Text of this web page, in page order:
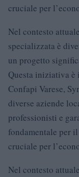
cruciale per
Nel contesto
specializzata è
un progetto
Questa iniziativa
Confapi Varese,
diverse aziende
professionisti e
fondamentale per
cruciale per
Nel contesto